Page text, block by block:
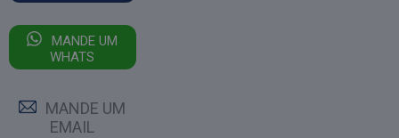
MANDE UM
WHATS
MANDE UM
EMAIL